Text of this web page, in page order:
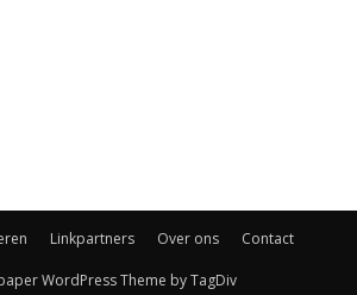
Linkpartners Over ons Contact
WordPress Theme by TagDiv